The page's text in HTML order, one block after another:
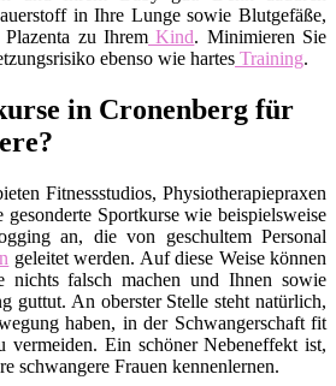
in Ihre Lunge sowie Blutgefäße,
zu Ihrem Kind. Minimieren Sie
ebenso wie hartes Training.
in Cronenberg für
Fitnessstudios, Physiotherapiepraxen
Sportkurse wie beispielsweise
an, die von geschultem Personal
geleitet werden. Auf diese Weise können
nichts falsch machen und Ihnen sowie
guttut. An oberster Stelle steht natürlich,
haben, in der Schwangerschaft fit
vermeiden. Ein schöner Nebeneffekt ist,
schwangere Frauen kennenlernen.